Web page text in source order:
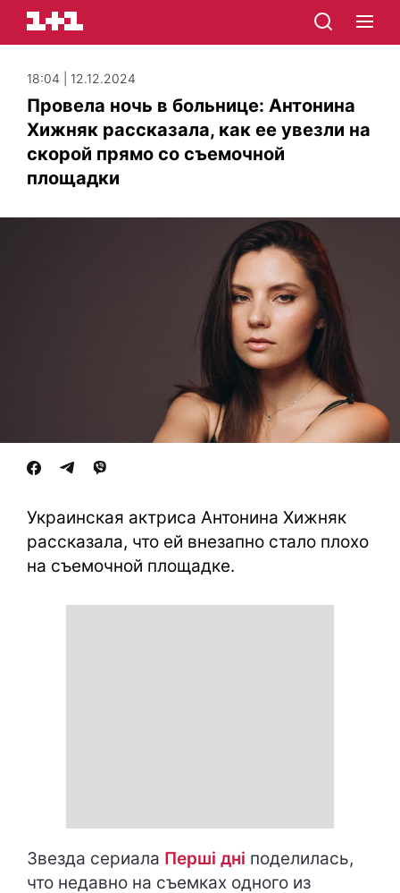
18:04 | 12.12.2024
Провела ночь в больнице: Антонина
Хижняк рассказала, как ее увезли на
скорой прямо со съемочной
площадки
Украинская актриса Антонина Хижняк
рассказала, что ей внезапно стало плохо
на съемочной площадке.
Звезда сериала Перші дні поделилась,
что недавно на съемках одного из